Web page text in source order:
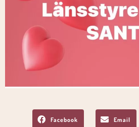
Facebook Email